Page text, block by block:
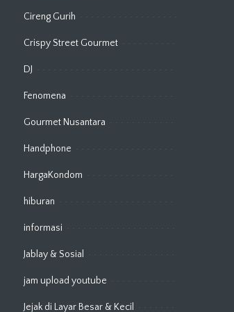
Cireng Gurih
Crispy Street Gourmet
DJ
Fenomena
Gourmet Nusantara
Handphone
HargaKondom
hiburan
informasi
Jablay & Sosial
jam upload youtube
Jejak di Layar Besar & Kecil